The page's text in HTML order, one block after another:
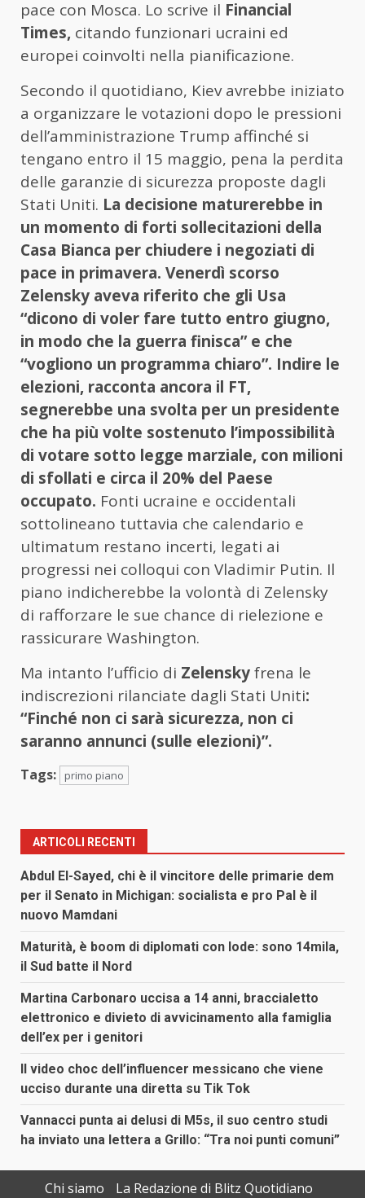
pace con Mosca. Lo scrive il Financial
Times, citando funzionari ucraini ed
europei coinvolti nella pianificazione.
Secondo il quotidiano, Kiev avrebbe iniziato
a organizzare le votazioni dopo le pressioni
dell’amministrazione Trump affinché si
tengano entro il 15 maggio, pena la perdita
delle garanzie di sicurezza proposte dagli
Stati Uniti. La decisione maturerebbe in
un momento di forti sollecitazioni della
Casa Bianca per chiudere i negoziati di
pace in primavera. Venerdì scorso
Zelensky aveva riferito che gli Usa
“dicono di voler fare tutto entro giugno,
in modo che la guerra finisca” e che
“vogliono un programma chiaro”. Indire le
elezioni, racconta ancora il FT,
segnerebbe una svolta per un presidente
che ha più volte sostenuto l’impossibilità
di votare sotto legge marziale, con milioni
di sfollati e circa il 20% del Paese
occupato. Fonti ucraine e occidentali
sottolineano tuttavia che calendario e
ultimatum restano incerti, legati ai
progressi nei colloqui con Vladimir Putin. Il
piano indicherebbe la volontà di Zelensky
di rafforzare le sue chance di rielezione e
rassicurare Washington.
Ma intanto l’ufficio di Zelenskyfrena le
indiscrezioni rilanciate dagli Stati Uniti:
“Finché non ci sarà sicurezza, non ci
saranno annunci (sulle elezioni)”.
Tags: primo piano
ARTICOLI RECENTI
Abdul El-Sayed, chi è il vincitore delle primarie dem
per il Senato in Michigan: socialista e pro Pal è il
nuovo Mamdani
Maturità, è boom di diplomati con lode: sono 14mila,
il Sud batte il Nord
Martina Carbonaro uccisa a 14 anni, braccialetto
elettronico e divieto di avvicinamento alla famiglia
dell’ex per i genitori
Il video choc dell’influencer messicano che viene
ucciso durante una diretta su Tik Tok
Vannacci punta ai delusi di M5s, il suo centro studi
ha inviato una lettera a Grillo: “Tra noi punti comuni”
Chi siamo La Redazione di Blitz Quotidiano